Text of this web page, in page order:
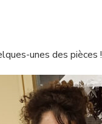
unes des pièces !